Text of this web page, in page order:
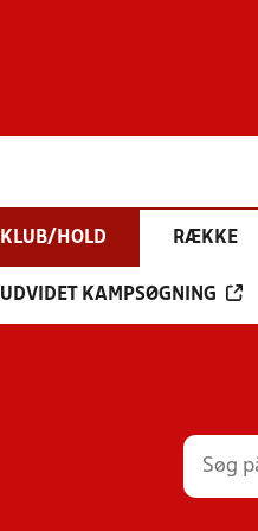
KLUB/HOLD RÆKKE
UDVIDET KAMPSØGNING